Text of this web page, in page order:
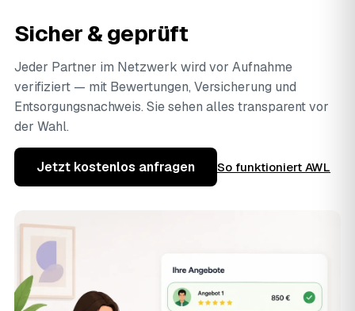
Sicher & geprüft
Jeder Partner im Netzwerk wird vor Aufnahme
verifiziert — mit Bewertungen, Versicherung und
Entsorgungsnachweis. Sie sehen alles transparent vor
der Wahl.
Jetzt kostenlos anfragen So funktioniert AWL